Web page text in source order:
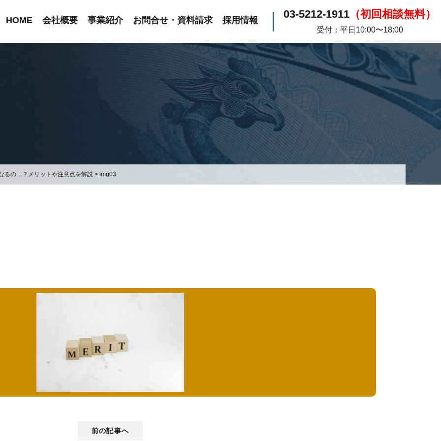
HOME 会社概要 事業紹介 お問合せ・資料請求 採用情報 03-5212-1911 （初回相談無料）
受付：平日10:00〜18:00
るの…？メリットや注意点を解説 > img03
前の記事へ